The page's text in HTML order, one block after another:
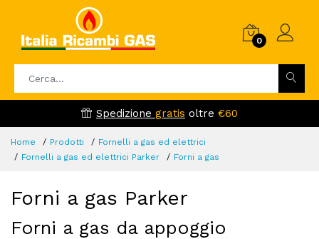
0
Spedizione gratis oltre €60
Home Prodotti
Fornelli a gas ed elettrici
Fornelli a gas ed elettrici Parker
Forni a gas
Forni a gas Parker
Forni a gas da appoggio